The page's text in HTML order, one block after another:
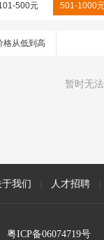
500元 501-1000
格从低到高
暂时无
于我们 人才招聘
粤ICP备06074719号